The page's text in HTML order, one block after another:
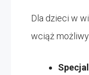
Dla dzieci w
wciąż